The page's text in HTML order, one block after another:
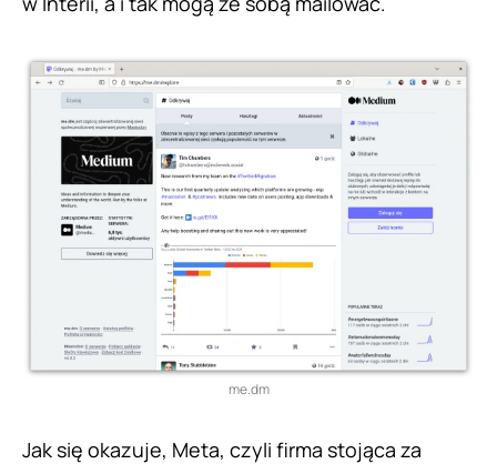
me.dm
Jak się okazuje, Meta, czyli firma stojąca za